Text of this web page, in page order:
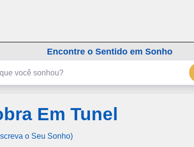
Encontre o Sentido em Sonho
Em Tunel
o Seu Sonho)